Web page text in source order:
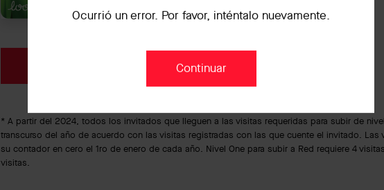
* A partir del 2024, todos los invitados que lleguen a las visitas requeridas para subir de
transcurso del año de acuerdo con las visitas registradas con las que cuente el invitado.
su contador en cero el 1ro de enero de cada año. Nivel One para subir a Red requiere 4
visitas.
Ocurrió un error. Por favor, inténtalo nuevamente.
Continuar